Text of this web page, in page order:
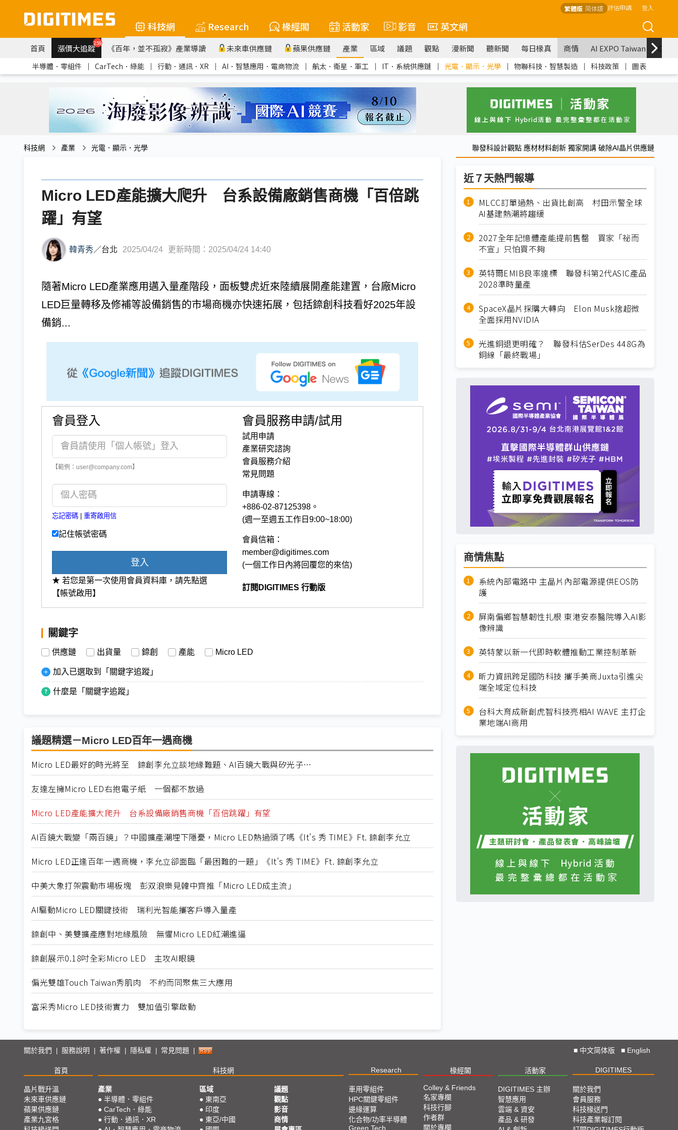
繁體版 简体版 評估申請 登入
科技網 Research 椽經閣 活動家 影音 英文網
首頁 漲價大追蹤259 《百年，並不孤寂》產業導讀 未來車供應鏈 蘋果供應鏈 產業 區域 議題 觀點 漫新聞 聽新聞 每日椽真 商情 AI EXPO Taiwan
半導體．零組件 ｜ CarTech．綠能 ｜ 行動．通訊．XR ｜ AI．智慧應用．電商物流 ｜ 航太．衛星．軍工 ｜ IT．系統供應鏈 ｜ 光電．顯示．光學 ｜ 物聯科技．智慧製造 ｜ 科技政策 ｜ 圖表
科技網 產業 光電．顯示．光學 聯發科設計觀點 應材材料創新 獨家開講 破除AI晶片供應鏈
Micro LED產能擴大爬升 台系設備廠銷售商機「百倍跳
躍」有望
韓青秀／台北 2025/04/24 更新時間：2025/04/24 14:40
隨著Micro LED產業應用邁入量產階段，面板雙虎近來陸續展開產能建置，台廠Micro
LED巨量轉移及修補等設備銷售的市場商機亦快速拓展，包括錼創科技看好2025年設
備銷...
會員登入
【範例：user@company.com】
忘記密碼 重寄啟用信
記住帳號密碼
登入
★ 若您是第一次使用會員資料庫，請先點選
【帳號啟用】
會員服務申請/試用
試用申請
產業研究諮詢
會員服務介紹
常見問題
申請專線：
+886-02-87125398。
(週一至週五工作日9:00~18:00)
會員信箱：
member@digitimes.com
(一個工作日內將回覆您的來信)
訂閱DIGITIMES 行動版
關鍵字
供應鏈 出貨量 錼創 產能 Micro LED
加入已選取到「關鍵字追蹤」
什麼是「關鍵字追蹤」
議題精選－Micro LED百年一遇商機
Micro LED最好的時光將至 錼創李允立談地緣難題、AI百鏡大戰與矽光子⋯
友達左擁Micro LED右抱電子紙 一個都不放過
Micro LED產能擴大爬升 台系設備廠銷售商機「百倍跳躍」有望
AI百鏡大戰變「兩百鏡」？中國擴產潮埋下隱憂，Micro LED熱過頭了嗎《It's 秀 TIME》Ft. 錼創李允立
Micro LED正逢百年一遇商機，李允立卻面臨「最困難的一題」《It's 秀 TIME》Ft. 錼創李允立
中美大象打架震動市場板塊 彭双浪樂見韓中齊推「Micro LED成主流」
AI驅動Micro LED關鍵技術 瑞利光智能攜客戶導入量產
錼創中、美雙擴產應對地緣風險 無懼Micro LED紅潮進逼
錼創展示0.18吋全彩Micro LED 主攻AI眼鏡
偏光雙雄Touch Taiwan秀肌肉 不約而同聚焦三大應用
富采秀Micro LED技術實力 雙加值引擎啟動
近７天熱門報導
MLCC訂單過熱、出貨比創高 村田示警全球
AI基建熱潮將趨緩
2027全年記憶體產能提前售罄 買家「祕而
不宣」只怕買不夠
英特爾EMIB良率達標 聯發科第2代ASIC產品
2028準時量產
SpaceX晶片採購大轉向 Elon Musk捨超微
全面採用NVIDIA
光進銅退更明確？ 聯發科估SerDes 448G為
銅線「最終戰場」
商情焦點
系統內部電路中 主晶片內部電源提供EOS防
護
屏南偏鄉智慧韌性扎根 東港安泰醫院導入AI影
像辨識
英特蒙以新一代即時軟體推動工業控制革新
昕力資訊跨足國防科技 攜手美商Juxta引進尖
端全域定位科技
台科大育成新創虎智科技亮相AI WAVE 主打企
業地端AI商用
關於我們 服務說明 著作權 隱私權 常見問題 ■ 中文简体版 ■ English
首頁 科技網 Research 椽經閣 活動家 DIGITIMES
晶片戰升溫
未來車供應鏈
蘋果供應鏈
產業九宮格
產業
● 半導體．零組件
● CarTech．綠能
● 行動．通訊．XR
區域
● 東南亞
● 印度
● 東亞/中國
議題
觀點
影音
商情
車用零組件
HPC關鍵零組件
邊緣運算
化合物/功率半導體
Green Tech
Colley & Friends
名家專欄
科技行腳
作者群
關於專欄
DIGITIMES 主辦
智慧應用
雲端 & 資安
產品 & 研發
關於我們
會員服務
科技椽送門
科技產業報訂閱